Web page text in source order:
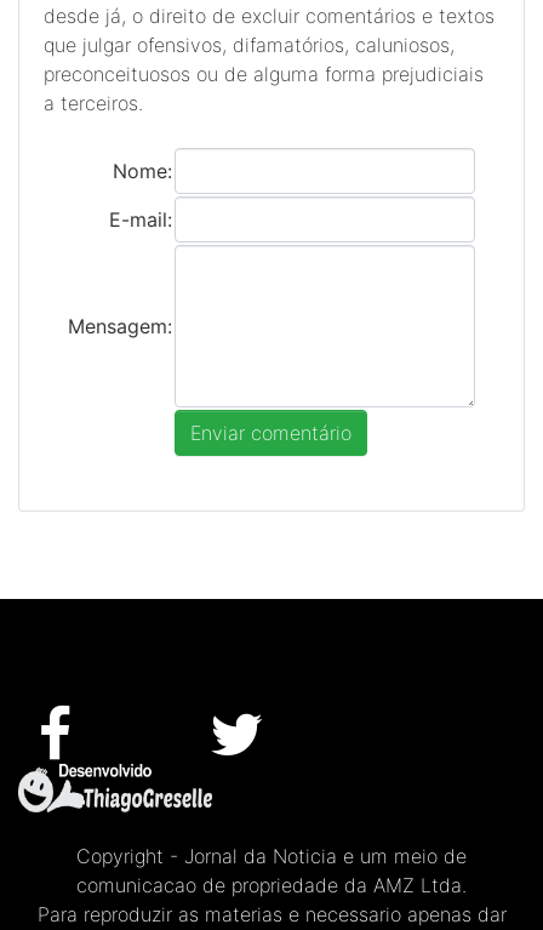
desde já, o direito de excluir comentários e textos
que julgar ofensivos, difamatórios, caluniosos,
preconceituosos ou de alguma forma prejudiciais
a terceiros.
Nome:
E-mail:
Mensagem:
Copyright - Jornal da Noticia e um meio de
comunicacao de propriedade da AMZ Ltda.
Para reproduzir as materias e necessario apenas dar